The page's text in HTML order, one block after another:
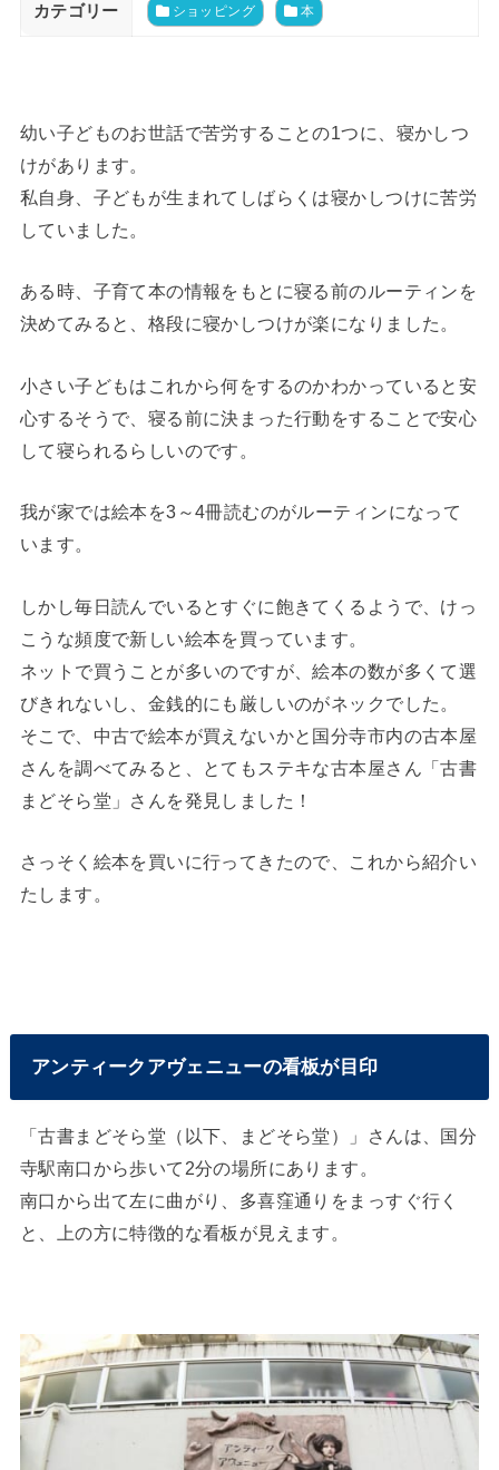
カテゴリー ショッピング 本
幼い子どものお世話で苦労することの1つに、寝かしつ
けがあります。
私自身、子どもが生まれてしばらくは寝かしつけに苦労
していました。
ある時、子育て本の情報をもとに寝る前のルーティンを
決めてみると、格段に寝かしつけが楽になりました。
小さい子どもはこれから何をするのかわかっていると安
心するそうで、寝る前に決まった行動をすることで安心
して寝られるらしいのです。
我が家では絵本を3～4冊読むのがルーティンになって
います。
しかし毎日読んでいるとすぐに飽きてくるようで、けっ
こうな頻度で新しい絵本を買っています。
ネットで買うことが多いのですが、絵本の数が多くて選
びきれないし、金銭的にも厳しいのがネックでした。
そこで、中古で絵本が買えないかと国分寺市内の古本屋
さんを調べてみると、とてもステキな古本屋さん「古書
まどそら堂」さんを発見しました！
さっそく絵本を買いに行ってきたので、これから紹介い
たします。
アンティークアヴェニューの看板が目印
「古書まどそら堂（以下、まどそら堂）」さんは、国分
寺駅南口から歩いて2分の場所にあります。
南口から出て左に曲がり、多喜窪通りをまっすぐ行く
と、上の方に特徴的な看板が見えます。